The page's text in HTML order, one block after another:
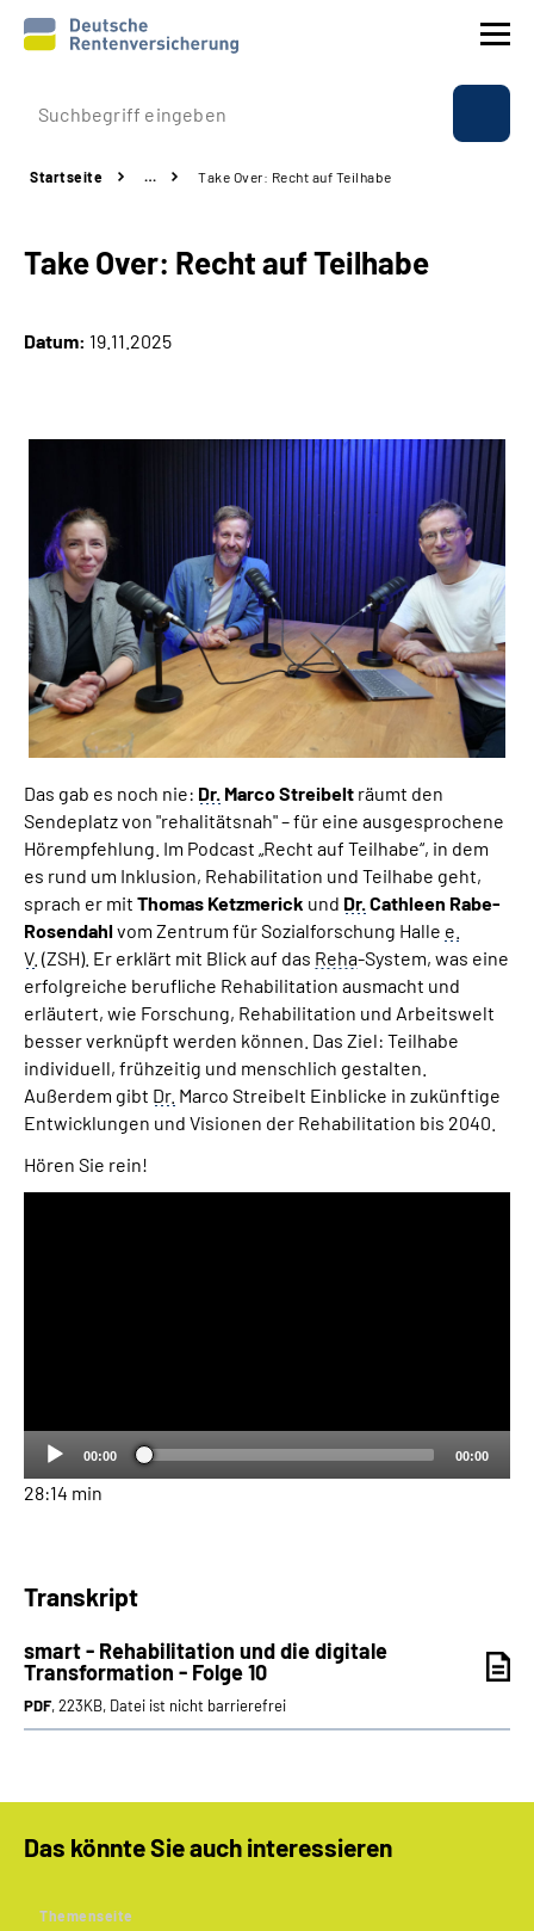
Prävention
Rente
Beratung & Kontakt
Online-Services
Suche
Language
Inhalte in Gebärdensprache (DGS)
Leichte Sprache
Mein Kundenportal
Startseite … Take Over: Recht auf Teilhabe
Take Over: Recht auf Teilhabe
Datum: 19.11.2025
Das gab es noch nie: Dr. Marco Streibelt räumt den
Sendeplatz von "rehalitätsnah" – für eine ausgesprochene
Hörempfehlung. Im Podcast „Recht auf Teilhabe“, in dem
es rund um Inklusion, Rehabilitation und Teilhabe geht,
sprach er mit Thomas Ketzmerick und Dr. Cathleen Rabe-
Rosendahlvom Zentrum für Sozialforschung Halle e.
V. (ZSH). Er erklärt mit Blick auf das Reha-System, was eine
erfolgreiche berufliche Rehabilitation ausmacht und
erläutert, wie Forschung, Rehabilitation und Arbeitswelt
besser verknüpft werden können. Das Ziel: Teilhabe
individuell, frühzeitig und menschlich gestalten.
Außerdem gibt Dr. Marco Streibelt Einblicke in zukünftige
Entwicklungen und Visionen der Rehabilitation bis 2040.
Hören Sie rein!
00:00 00:00
28:14 min
Transkript
smart - Rehabilitation und die digitale
Transformation - Folge 10
PDF, 223KB, Datei ist nicht barrierefrei
Das könnte Sie auch interessieren
Themenseite